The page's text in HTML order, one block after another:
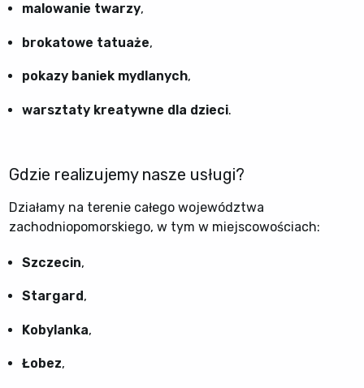
malowanie twarzy,
brokatowe tatuaże,
pokazy baniek mydlanych,
warsztaty kreatywne dla dzieci.
Gdzie realizujemy nasze usługi?
Działamy na terenie całego województwa
zachodniopomorskiego, w tym w miejscowościach:
Szczecin,
Stargard,
Kobylanka,
Łobez,